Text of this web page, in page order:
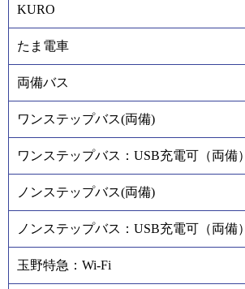
KURO
たま電車
両備バス
ワンステップバス(両備)
ワンステップバス：USB充電可（両備）
ノンステップバス(両備)
ノンステップバス：USB充電可（両備）
玉野特急：Wi-Fi